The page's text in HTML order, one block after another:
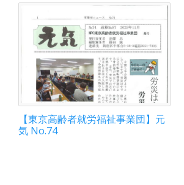
【東京高齢者就労福祉事業団】元
気 No.74